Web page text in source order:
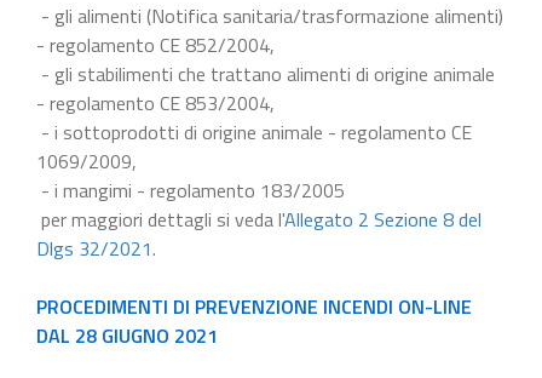
- gli alimenti (Notifica sanitaria/trasformazione alimenti)
- regolamento CE 852/2004,
- gli stabilimenti che trattano alimenti di origine animale
- regolamento CE 853/2004,
- i sottoprodotti di origine animale - regolamento CE
1069/2009,
- i mangimi - regolamento 183/2005
per maggiori dettagli si veda l'Allegato 2 Sezione 8 del
Dlgs 32/2021.
PROCEDIMENTI DI PREVENZIONE INCENDI ON-LINE
DAL 28 GIUGNO 2021